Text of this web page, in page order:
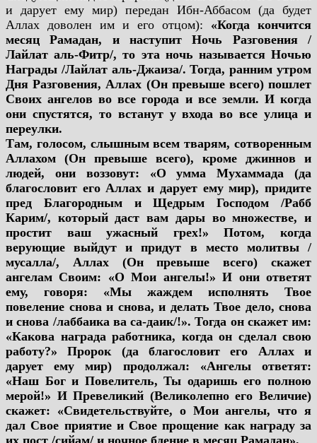
и дарует ему мир) передан Ибн-Аббасом (да будет
Аллах доволен им и его отцом): «Когда кончится
месяц Рамадан, и наступит Ночь Разговения /
Лайлат аль-Фитр/, то эта ночь называется Ночью
Награды /Лайлат аль-Джаиза/. Тогда, ранним утром
Дня Разговения, Аллах (Он превыше всего) пошлет
Своих ангелов во все города и все земли. И когда
они спустятся, то встанут у входа во все улица и
переулки.
Там, голосом, слышным всем тварям, сотворенным
Аллахом (Он превыше всего), кроме джиннов и
людей, они воззовут: «О умма Мухаммада (да
благословит его Аллах и дарует ему мир), придите
пред Благородным и Щедрым Господом /Рабб
Карим/, который даст вам дары во множестве, и
простит ваш ужасный грех!» Потом, когда
верующие выйдут и придут в место молитвы /
мусалла/, Аллах (Он превыше всего) скажет
ангелам Своим: «О Мои ангелы!» И они ответят
ему, говоря: «Мы жаждем исполнять Твое
повеление снова и снова, и делать Твое дело, снова
и снова /лаббаика ва са-даик/!». Тогда он скажет им:
«Какова награда работника, когда он сделал свою
работу?» Пророк (да благословит его Аллах и
дарует ему мир) продолжал: «Ангелы ответят:
«Наш Бог и Повелитель, Ты одаришь его полною
мерой!» И Превеликий (Великолепно его Величие)
скажет: «Свидетельствуйте, о Мои ангелы, что я
дал Свое приятие и Свое прощение как награду за